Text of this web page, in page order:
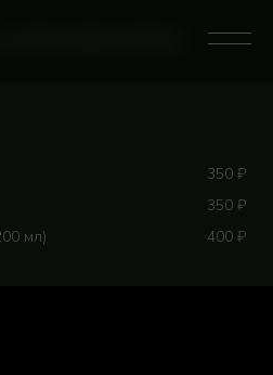
350 ₽
350 ₽
мл)
400 ₽